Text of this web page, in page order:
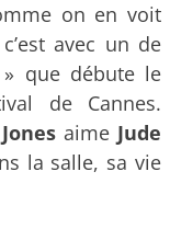
on en voit
avec un de
que débute le
de Cannes.
aime Jude
la salle, sa vie